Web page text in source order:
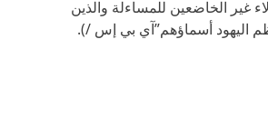
غير الخاضعين للمساءلة والذين
لا يعرف معظم اليهود أسماؤهم”‪.(آي بي إس /